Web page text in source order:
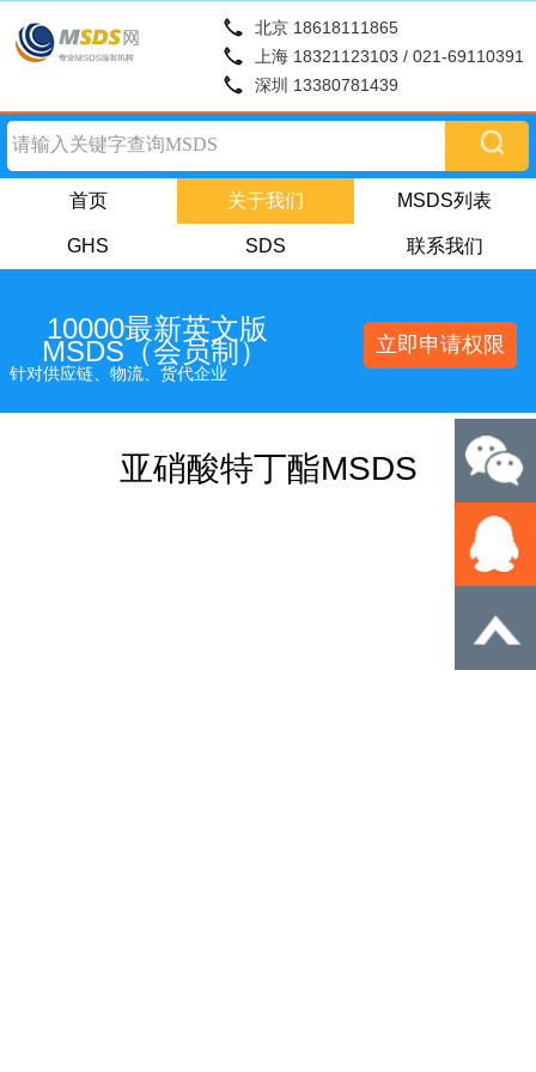
北京 18618111865
上海 18321123103 / 021-69110391
深圳 13380781439
首页 关于我们 MSDS列表
GHS SDS 联系我们
10000最新英文版
MSDS（会员制）
针对供应链、物流、货代企业
立即申请权限
亚硝酸特丁酯MSDS